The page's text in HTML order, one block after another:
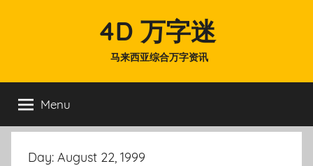
4D 万字迷
马来西亚综合万字资讯
Menu
Day: August 22, 1999